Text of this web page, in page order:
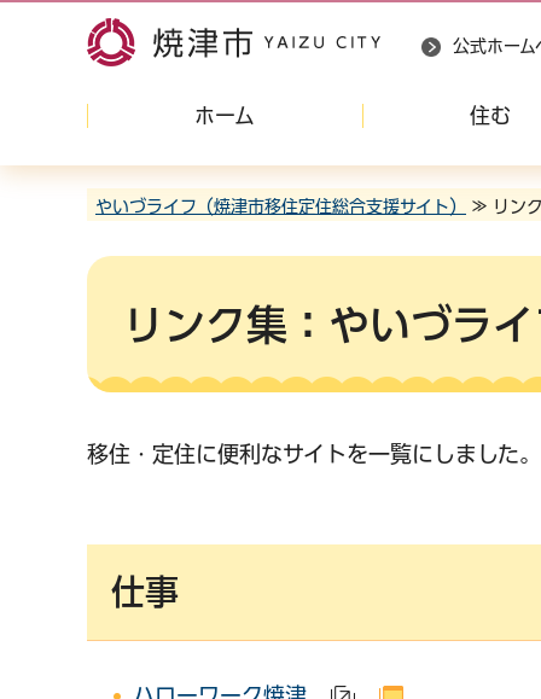
公式ホーム
ホーム 住む
やいづライフ（焼津市移住定住総合支援サイト） ≫ リン
リンク集：やいづライ
移住・定住に便利なサイトを一覧にしました。
仕事